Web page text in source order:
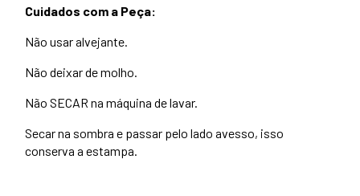
Cuidados com a Peça:
Não usar alvejante.
Não deixar de molho.
Não SECAR na máquina de lavar.
Secar na sombra e passar pelo lado avesso, isso
conserva a estampa.